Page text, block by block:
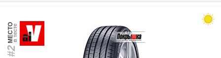
#2
МЕСТОв тесте